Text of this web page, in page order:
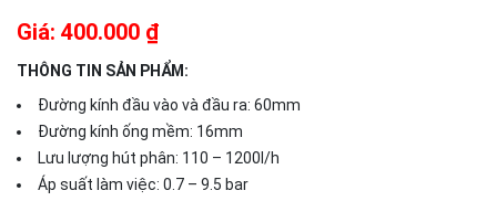
đánh giá
Giá: 400.000 ₫
THÔNG TIN SẢN PHẨM:
Đường kính đầu vào và đầu ra: 60mm
Đường kính ống mềm: 16mm
Lưu lượng hút phân: 110 – 1200l/h
Áp suất làm việc: 0.7 – 9.5 bar